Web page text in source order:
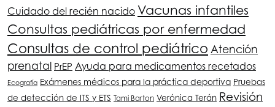
Cuidado del recién nacido Vacunas infantiles
Consultas pediátricas por enfermedad
Consultas de control pediátrico Atención
prenatal PrEP Ayuda para medicamentos recetados
Ecografía Exámenes médicos para la práctica deportiva Pruebas
de detección de ITS y ETS Tami Barton Verónica Terán Revisión